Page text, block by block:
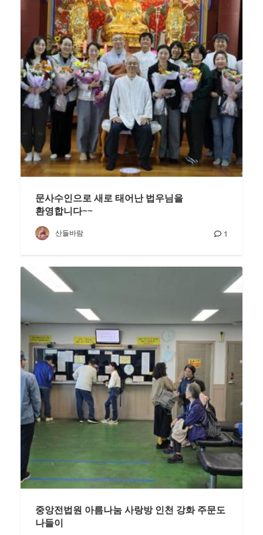
문사수인으로 새로 태어난 법우님을
환영합니다~~
산들바람 1
중앙전법원 아름나눔 사랑방 인천 강화 주문도
나들이